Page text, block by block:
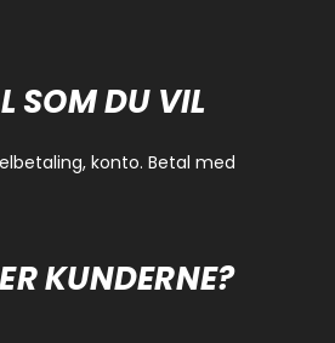
SOM DU VIL
KUNDERNE?